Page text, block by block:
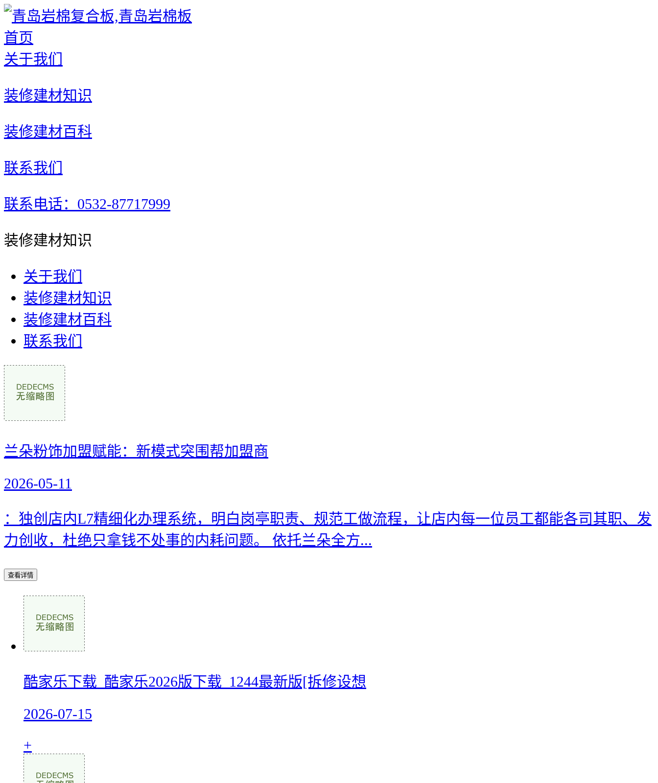
首页
关于我们
装修建材知识
装修建材百科
联系我们
联系电话：0532-87717999
装修建材知识
关于我们
装修建材知识
装修建材百科
联系我们
兰朵粉饰加盟赋能：新模式突围帮加盟商
2026-05-11
：独创店内L7精细化办理系统，明白岗亭职责、规范工做流程，让店内每一位员工都能各司其职、发
力创收，杜绝只拿钱不处事的内耗问题。 依托兰朵全方...
查看详情
酷家乐下载_酷家乐2026版下载_1244最新版[拆修设想
2026-07-15
+